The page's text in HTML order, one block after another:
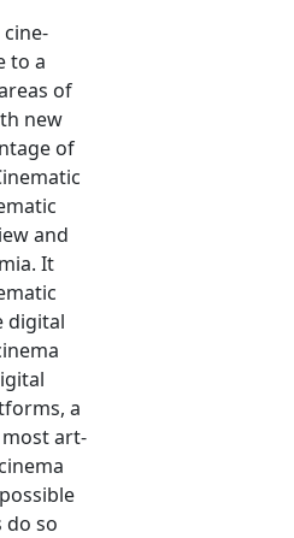
to a
of
new
of
and
It
digital
a
art-
do so